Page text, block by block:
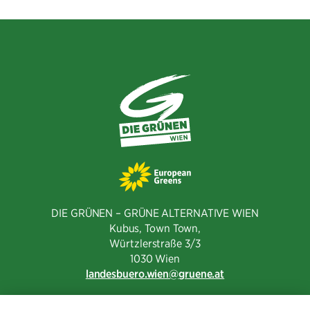
DIE GRÜNEN – GRÜNE ALTERNATIVE WIEN
Kubus, Town Town,
Würtzlerstraße 3/3​
1030 Wien
landesbuero.wien
gruene.at